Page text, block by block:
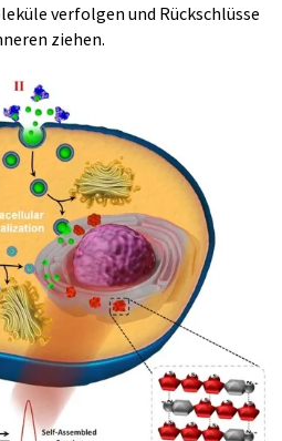
verfolgen und Rückschlüsse
ziehen.